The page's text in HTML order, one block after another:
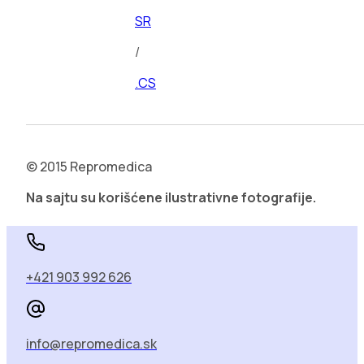
SR
/
.CS
© 2015 Repromedica
Na sajtu su korišćene ilustrativne fotografije.
+421 903 992 626
info@repromedica.sk